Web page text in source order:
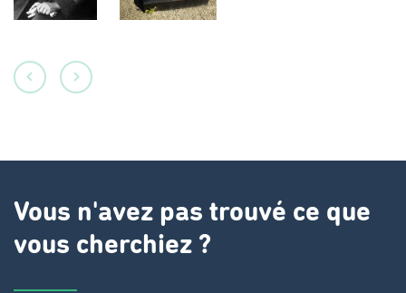
Vous n'avez pas trouvé ce que
vous cherchiez ?